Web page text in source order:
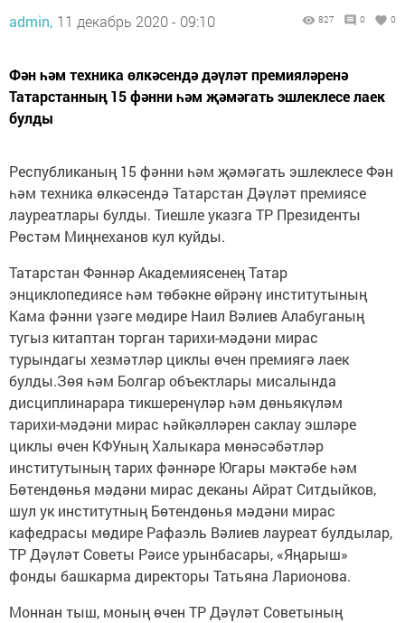
admin, 11 декабрь 2020 - 09:10 827 0 0
Фән һәм техника өлкәсендә дәүләт премияләренә
Татарстанның 15 фәнни һәм җәмәгать эшлеклесе лаек
булды
Республиканың 15 фәнни һәм җәмәгать эшлеклесе Фән
һәм техника өлкәсендә Татарстан Дәүләт премиясе
лауреатлары булды. Тиешле указга ТР Президенты
Рөстәм Миңнеханов кул куйды.
Татарстан Фәннәр Академиясенең Татар
энциклопедиясе һәм төбәкне өйрәнү институтының
Кама фәнни үзәге мөдире Наил Вәлиев Алабуганың
тугыз китаптан торган тарихи-мәдәни мирас
турындагы хезмәтләр циклы өчен премиягә лаек
булды.Зөя һәм Болгар объектлары мисалында
дисциплинарара тикшеренүләр һәм дөньякүләм
тарихи-мәдәни мирас һәйкәлләрен саклау эшләре
циклы өчен КФУның Халыкара мөнәсәбәтләр
институтының тарих фәннәре Югары мәктәбе һәм
Бөтендөнья мәдәни мирас деканы Айрат Ситдыйков,
шул ук институтның Бөтендөнья мәдәни мирас
кафедрасы мөдире Рафаэль Вәлиев лауреат булдылар,
ТР Дәүләт Советы Рәисе урынбасары, «Яңарыш»
фонды башкарма директоры Татьяна Ларионова.
Моннан тыш, моның өчен ТР Дәүләт Советының